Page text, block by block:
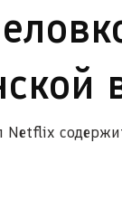
Netflix